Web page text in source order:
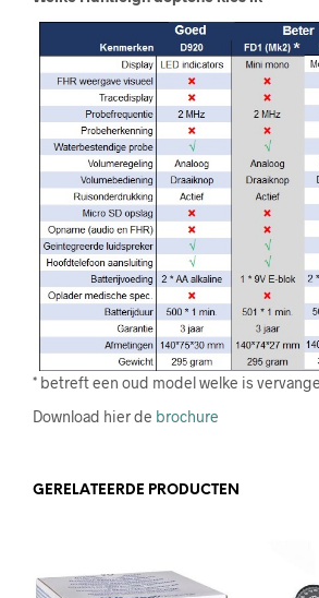
* betreft een oud model welke is
Download hier de brochure
GERELATEERDE PRODUCTEN